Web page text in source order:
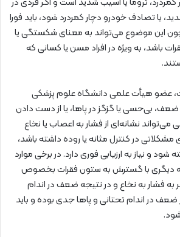
یا تصادف خودرو دچار کمردرد شود، باید فورا
این موضوع می‌تواند به معنای شکستگی یا
باشد، به‌ ویژه در افراد مسن یا کسانی که
عضو هیأت علمی دانشگاه علوم پزشکی
بی‌حسی یا گزگز در پاها، یا از دست دادن
نشانه‌ای از فشار به اعصاب یا نخاع
در کنترل مثانه یا روده داشته باشد،
شود و نیاز به ارزیابی فوری دارد. در برخی موارد
دیگری با گسترش به ستون فقرات بخصوص
فشار به نخاع و در نتیجه ضعف در اندام
ضعف در اندام تحتانی و پاها جدی بوده و باید